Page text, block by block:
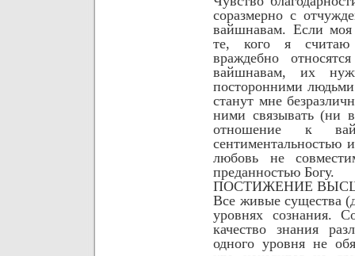
соразмерно с
вайшнавам. Если моя
те, кого я
враждебно
вайшнавам, их
посторонними
станут мне
ними связывать (ни
отношение к
любовь не
преданностью Богу.
ПОСТИЖЕНИЕ
Все живые существа
уровнях сознания.
качество знания
одного уровня не